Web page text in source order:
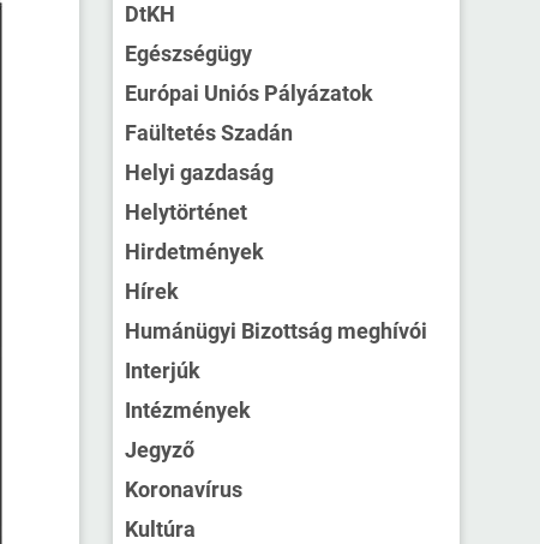
DtKH
Egészségügy
Európai Uniós Pályázatok
Faültetés Szadán
Helyi gazdaság
Helytörténet
Hirdetmények
Hírek
Humánügyi Bizottság meghívói
Interjúk
Intézmények
Jegyző
Koronavírus
Kultúra